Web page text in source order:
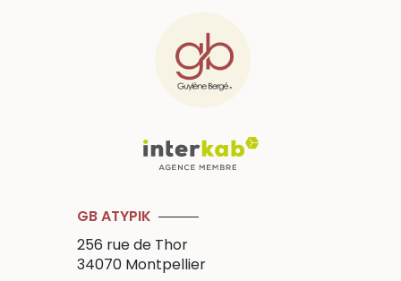
GB ATYPIK
256 rue de Thor
34070 Montpellier